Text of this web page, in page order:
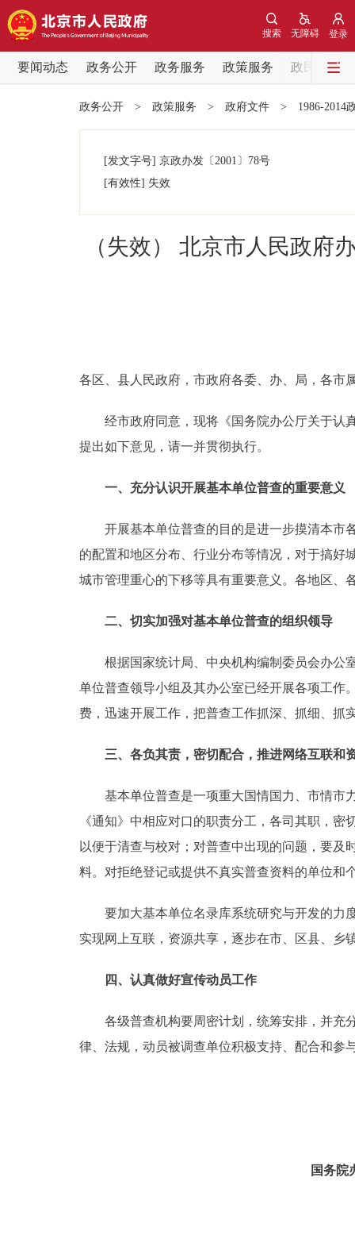
登录
无障碍
搜索
要闻动态 政务公开 政务服务 政策服务
政民互动
党中央精神
政务公开
政务服务
便民服务
中介服务
12345网上接诉即办
绿色北京
多语种
ENGLISH
ITALIANO
政务公开 > 政策服务 > 政府文件 > 1986-2014
[发文字号] 京政办发 〔2001〕 78号
[有效性] 失效
（失效） 北京市人民政府
各区、县人民政府，市政府各委、办、局，各市
经市政府同意，现将《国务院办公厅关于认真
提出如下意见，请一并贯彻执行。
一、充分认识开展基本单位普查的重要意义
开展基本单位普查的目的是进一步摸清本市各
的配置和地区分布、行业分布等情况，对于搞好
城市管理重心的下移等具有重要意义。各地区、
二、切实加强对基本单位普查的组织领导
根据国家统计局、中央机构编制委员会办公室
单位普查领导小组及其办公室已经开展各项工作
费，迅速开展工作，把普查工作抓深、抓细、抓
三、各负其责，密切配合，推进网络互联和
基本单位普查是一项重大国情国力、市情市力
《通知》中相应对口的职责分工，各司其职，
以便于清查与校对；对普查中出现的问题，要
料。对拒绝登记或提供不真实普查资料的单位和
要加大基本单位名录库系统研究与开发的力度
实现网上互联，资源共享，逐步在市、区县、乡
四、认真做好宣传动员工作
各级普查机构要周密计划，统筹安排，并充分
律、法规，动员被调查单位积极支持、配合和参
国务院